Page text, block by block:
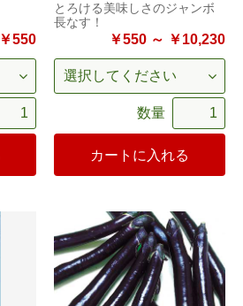
￥550
とろける美味しさのジャンボ
長なす！
￥550 ～ ￥10,230
数量
カートに入れる